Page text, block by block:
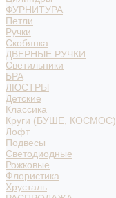
ФУРНИТУРА
Петли
Ручки
Скобянка
ДВЕРНЫЕ РУЧКИ
Светильники
БРА
ЛЮСТРЫ
Детские
Классика
Круги (БУШЕ, КОСМОС)
Лофт
Подвесы
Светодиодные
Рожковые
Флористика
Хрусталь